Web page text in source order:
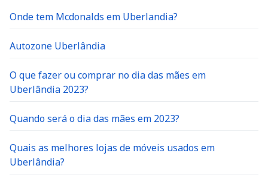
Onde tem Mcdonalds em Uberlandia?
Autozone Uberlândia
O que fazer ou comprar no dia das mães em
Uberlândia 2023?
Quando será o dia das mães em 2023?
Quais as melhores lojas de móveis usados em
Uberlândia?